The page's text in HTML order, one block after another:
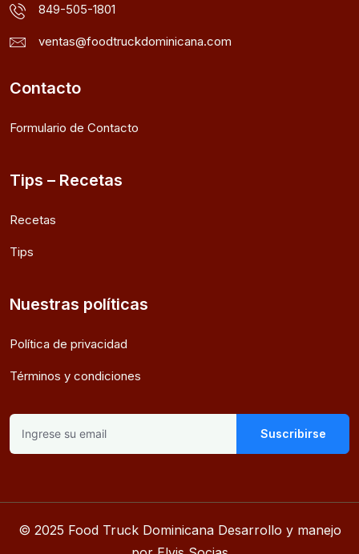
849-505-1801
ventas@foodtruckdominicana.com
Contacto
Formulario de Contacto
Tips – Recetas
Recetas
Tips
Nuestras políticas
Política de privacidad
Términos y condiciones
Suscribirse
© 2025 Food Truck Dominicana Desarrollo y manejo